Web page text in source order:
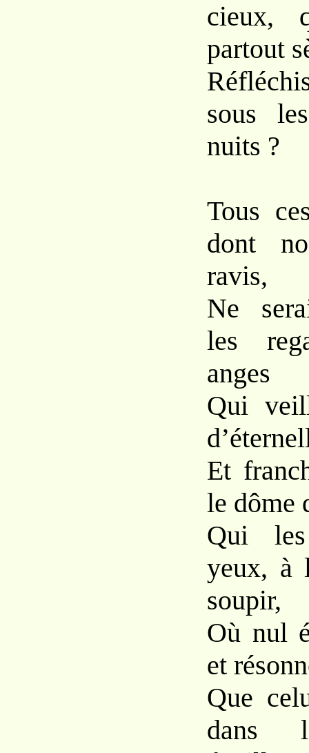
cieux,
partout
sous
nuits ?
Tous
dont
ravis,
Ne
les
anges
Qui
Et
le dôme
Qui
yeux, à
soupir,
Où nul
et
Que
dans